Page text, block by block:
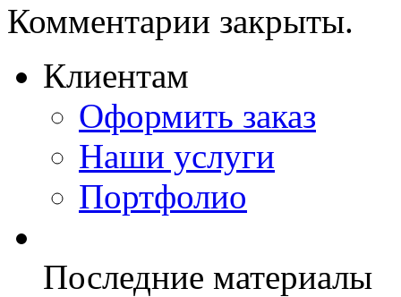
Комментарии закрыты.
Клиентам
Оформить заказ
Наши услуги
Портфолио
Последние материалы